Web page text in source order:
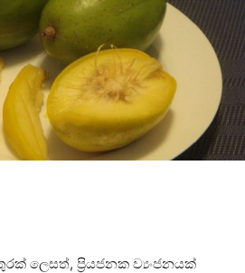
ලෙසත්, ප්‍රියජනක ව්‍යංජනයක්‌